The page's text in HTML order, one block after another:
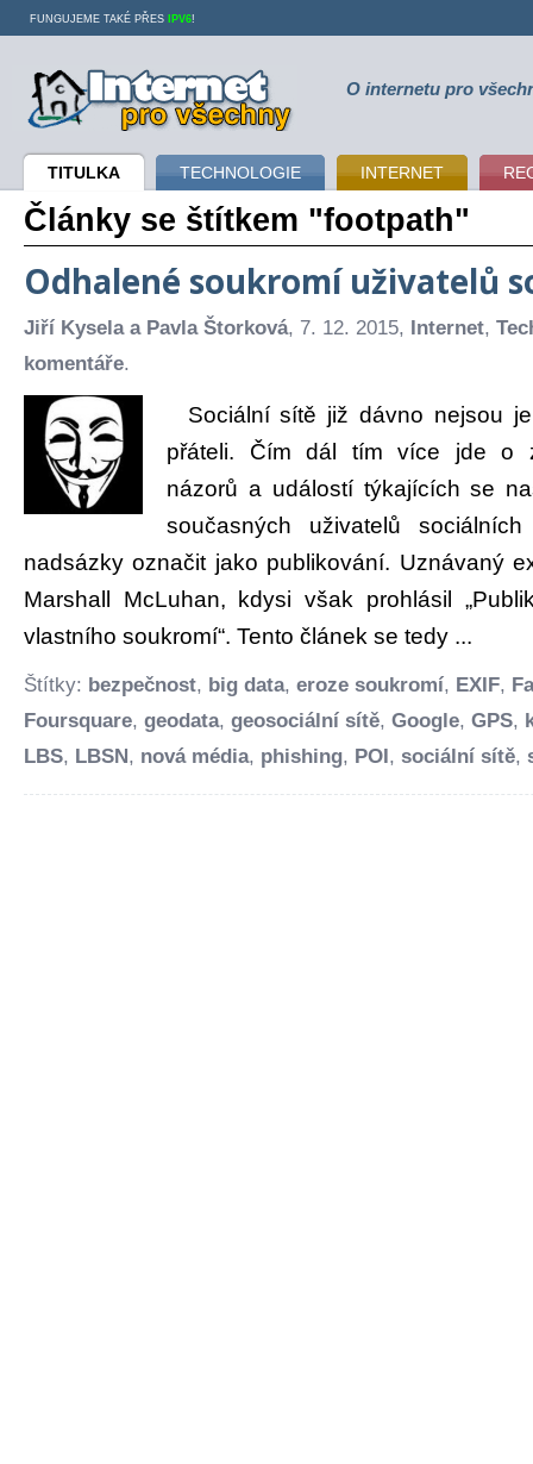
Internet pro všechny O internetu pro
TITULKA TECHNOLOGIE INTERNET
FUNGUJEME TAKÉ PŘES IPV6!
Články se štítkem "footpath"
Odhalené soukromí uživatelů
Jiří Kysela a Pavla Štorková, 7. 12. 2015, Internet,
komentáře.
Sociální sítě již dávno nejsou
přáteli. Čím dál tím více jde o
názorů a událostí týkajících se
současných uživatelů
nadsázky označit jako publikování. Uznávaný
Marshall McLuhan, kdysi však prohlásil
vlastního soukromí“. Tento článek se tedy ...
Štítky: bezpečnost, big data, eroze soukromí, EXIF,
Foursquare, geodata, geosociální sítě, Google, GPS,
LBS, LBSN , nová média, phishing, POI , sociální sítě,